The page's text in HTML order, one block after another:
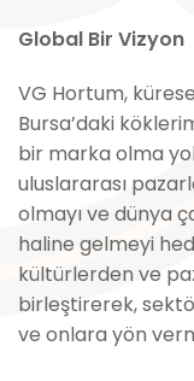
Global Bir Vizyon
VG Hortum,
Bursa’daki
bir marka olma
uluslararası
olmayı ve dünya
haline gelmeyi
kültürlerden ve
birleştirerek,
ve onlara yön